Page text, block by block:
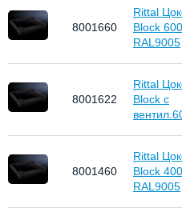
8001660
Rittal
Block
RAL9005
8001622
Rittal
Block с
8001460
Rittal
Block
RAL9005